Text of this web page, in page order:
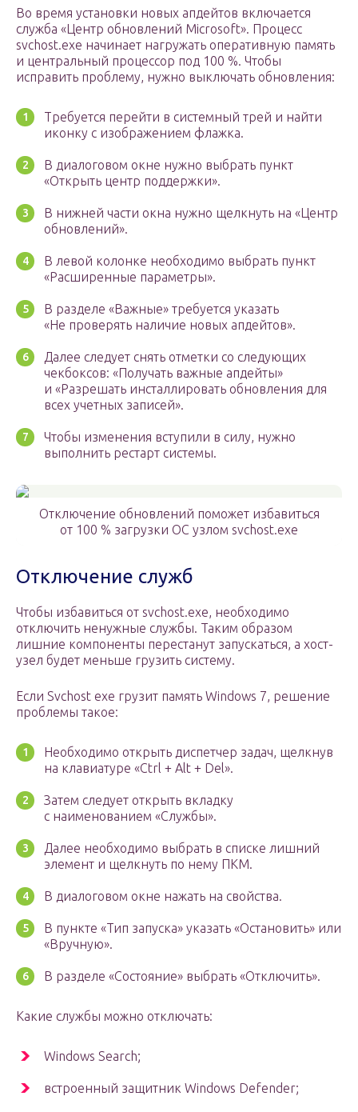
Во время установки новых апдейтов включается
служба «Центр обновлений Microsoft». Процесс
svchost.exe начинает нагружать оперативную память
и центральный процессор под 100 %. Чтобы
исправить проблему, нужно выключать обновления:
Требуется перейти в системный трей и найти
иконку с изображением флажка.
В диалоговом окне нужно выбрать пункт
«Открыть центр поддержки».
В нижней части окна нужно щелкнуть на «Центр
обновлений».
В левой колонке необходимо выбрать пункт
«Расширенные параметры».
В разделе «Важные» требуется указать
«Не проверять наличие новых апдейтов».
Далее следует снять отметки со следующих
чекбоксов: «Получать важные апдейты»
и «Разрешать инсталлировать обновления для
всех учетных записей».
Чтобы изменения вступили в силу, нужно
выполнить рестарт системы.
Отключение обновлений поможет избавиться
от 100 % загрузки ОС узлом svchost.exe
Отключение служб
Чтобы избавиться от svchost.exe, необходимо
отключить ненужные службы. Таким образом
лишние компоненты перестанут запускаться, а хост-
узел будет меньше грузить систему.
Если Svchost exe грузит память Windows 7, решение
проблемы такое:
Необходимо открыть диспетчер задач, щелкнув
на клавиатуре «Ctrl + Alt + Del».
Затем следует открыть вкладку
с наименованием «Службы».
Далее необходимо выбрать в списке лишний
элемент и щелкнуть по нему ПКМ.
В диалоговом окне нажать на свойства.
В пункте «Тип запуска» указать «Остановить» или
«Вручную».
В разделе «Состояние» выбрать «Отключить».
Какие службы можно отключать:
Windows Search;
встроенный защитник Windows Defender;